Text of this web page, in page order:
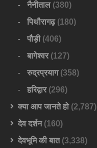
नैनीताल(380)
पिथौरागढ़(180)
पौड़ी(406)
बागेश्वर(127)
रुद्रप्रयाग(358)
हरिद्वार(296)
क्या आप जानते हो(2,787)
देव दर्शन(160)
देवभूमि की बात(3,338)